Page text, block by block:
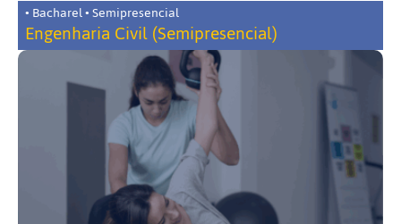
• Bacharel • Semipresencial
Engenharia Civil (Semipresencial)